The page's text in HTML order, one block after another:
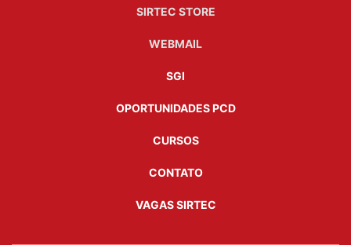
SIRTEC STORE
WEBMAIL
SGI
OPORTUNIDADES PCD
CURSOS
CONTATO
VAGAS SIRTEC